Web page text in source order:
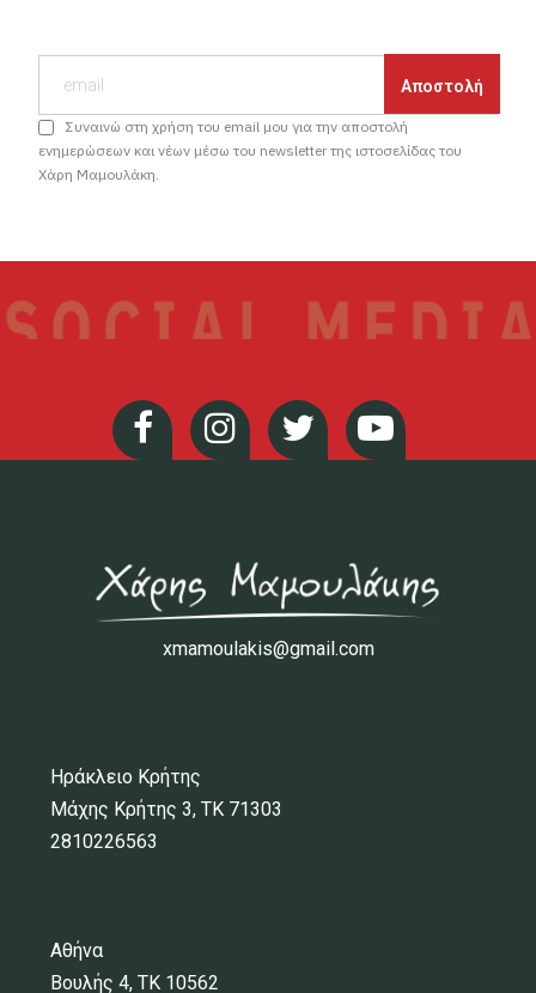
Συναινώ στη χρήση του email μου για την αποστολή
ενημερώσεων και νέων μέσω του newsletter της ιστοσελίδας του
Χάρη Μαμουλάκη.
xmamoulakis@gmail.com
Ηράκλειο Κρήτης
Μάχης Κρήτης 3, ΤΚ 71303
2810226563
Αθήνα
Βουλής 4, ΤΚ 10562